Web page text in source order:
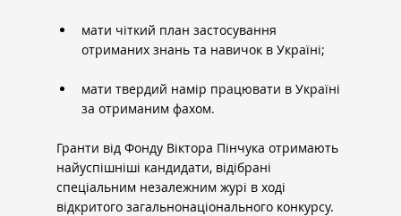
мати чіткий план застосування
отриманих знань та навичок в Україні;
мати твердий намір працювати в Україні
за отриманим фахом.
Гранти від Фонду Віктора Пінчука отримають
найуспішніші кандидати, відібрані
спеціальним незалежним журі в ході
відкритого загальнонаціонального конкурсу.